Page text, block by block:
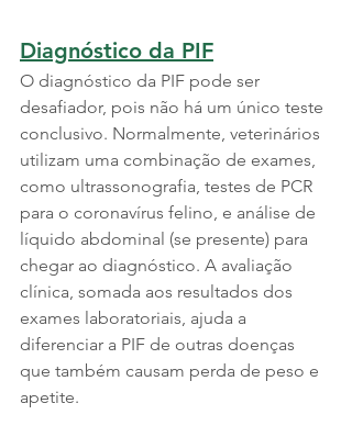
Diagnóstico da PIF
O diagnóstico da PIF pode ser
desafiador, pois não há um único teste
conclusivo. Normalmente, veterinários
utilizam uma combinação de exames,
como ultrassonografia, testes de PCR
para o coronavírus felino, e análise de
líquido abdominal (se presente) para
chegar ao diagnóstico. A avaliação
clínica, somada aos resultados dos
exames laboratoriais, ajuda a
diferenciar a PIF de outras doenças
que também causam perda de peso e
apetite.